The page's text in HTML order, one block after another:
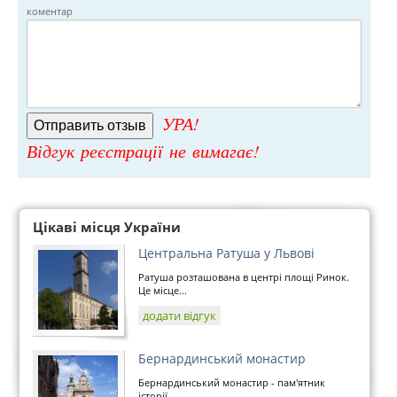
коментар
УРА!
Відгук реєстрації не вимагає!
Цікаві місця України
Центральна Ратуша у Львові
Ратуша розташована в центрі площі Ринок.
Це місце...
додати відгук
Бернардинський монастир
Бернардинський монастир - пам'ятник